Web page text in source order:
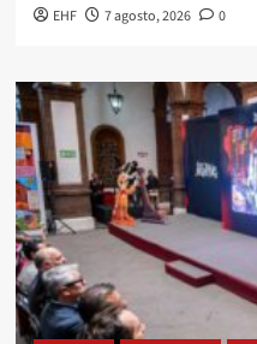
EHF 7 agosto, 2026 0